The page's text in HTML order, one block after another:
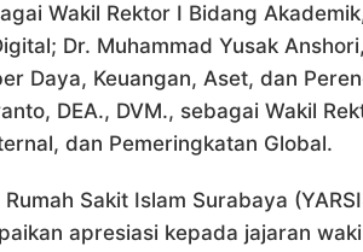
Wakil Rektor I Bidang
Dr. Muhammad Yusak
Daya, Keuangan, Aset, dan
DEA., DVM., sebagai Wakil
dan Pemeringkatan Global.
Sakit Islam Surabaya
apresiasi kepada jajaran